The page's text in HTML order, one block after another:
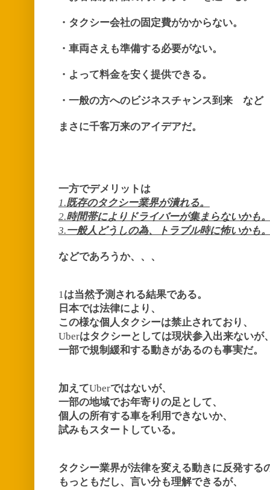
・タクシー会社の固定費がかからない。
・車両さえも準備する必要がない。
・よって料金を安く提供できる。
・一般の方へのビジネスチャンス到来 など
まさに千客万来のアイデアだ。
一方でデメリットは
1.既存のタクシー業界が潰れる。
2.時間帯によりドライバーが集まらないかも。
3.一般人どうしの為、トラブル時に怖いかも。
などであろうか、、、
1は当然予測される結果である。
日本では法律により、
この様な個人タクシーは禁止されており、
Uberはタクシーとしては現状参入出来ないが、
一部で規制緩和する動きがあるのも事実だ。
加えてUberではないが、
一部の地域でお年寄りの足として、
個人の所有する車を利用できないか、
試みもスタートしている。
タクシー業界が法律を変える動きに反発する
もっともだし、 言い分も理解できるが、